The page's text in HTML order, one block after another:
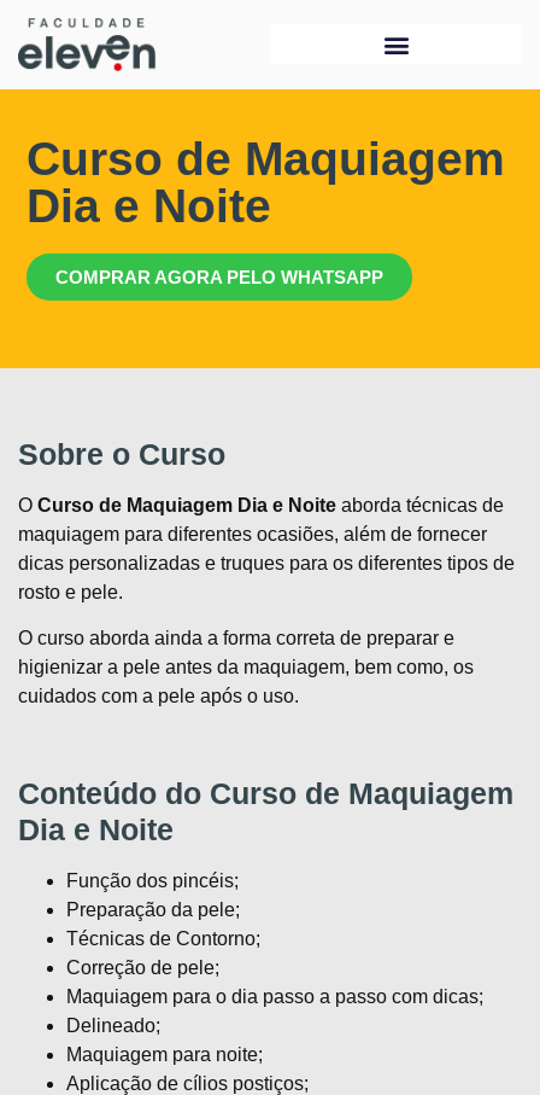
Curso de Maquiagem
Dia e Noite
COMPRAR AGORA PELO WHATSAPP
Sobre o Curso
O Curso de Maquiagem Dia e Noite aborda técnicas de
maquiagem para diferentes ocasiões, além de fornecer
dicas personalizadas e truques para os diferentes tipos de
rosto e pele.
O curso aborda ainda a forma correta de preparar e
higienizar a pele antes da maquiagem, bem como, os
cuidados com a pele após o uso.
Conteúdo do Curso de Maquiagem
Dia e Noite
Função dos pincéis;
Preparação da pele;
Técnicas de Contorno;
Correção de pele;
Maquiagem para o dia passo a passo com dicas;
Delineado;
Maquiagem para noite;
Aplicação de cílios postiços;